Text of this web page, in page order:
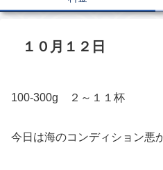
１０月１２日
100-300g ２～１１杯
今日は海のコンディション悪